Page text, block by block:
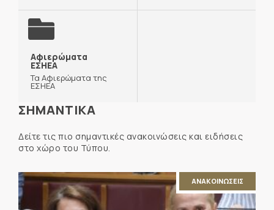
Αφιερώματα
ΕΣΗΕΑ
Τα Αφιερώματα της
ΕΣΗΕΑ
ΣΗΜΑΝΤΙΚΑ
Δείτε τις πιο σημαντικές ανακοινώσεις και ειδήσεις
στο χώρο του Τύπου.
ΑΝΑΚΟΙΝΩΣΕΙΣ